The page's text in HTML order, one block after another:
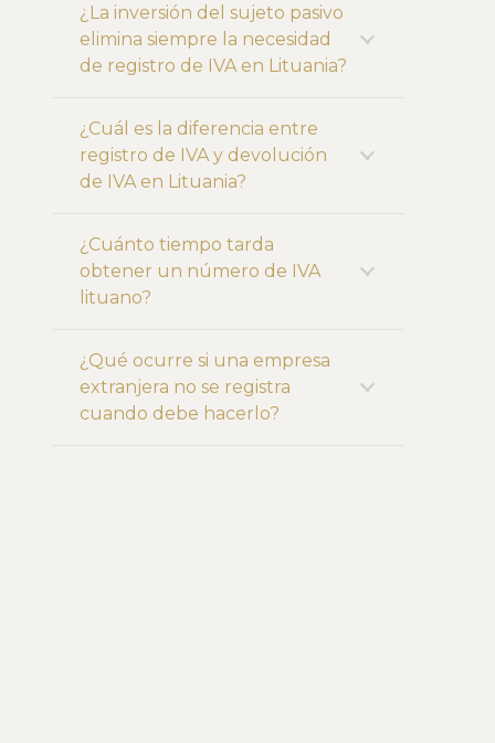
¿La inversión del sujeto pasivo
elimina siempre la necesidad
de registro de IVA en Lituania?
¿Cuál es la diferencia entre
registro de IVA y devolución
de IVA en Lituania?
¿Cuánto tiempo tarda
obtener un número de IVA
lituano?
¿Qué ocurre si una empresa
extranjera no se registra
cuando debe hacerlo?